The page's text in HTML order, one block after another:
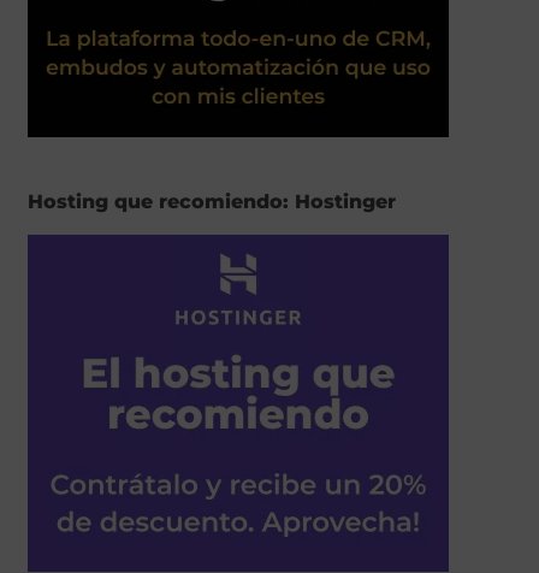
Hosting que recomiendo: Hostinger